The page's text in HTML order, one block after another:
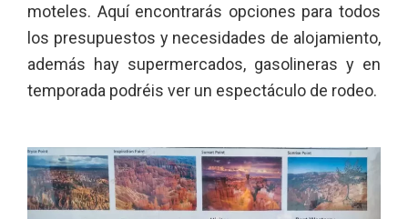
moteles. Aquí encontrarás opciones para todos
los presupuestos y necesidades de alojamiento,
además hay supermercados, gasolineras y en
temporada podréis ver un espectáculo de rodeo.